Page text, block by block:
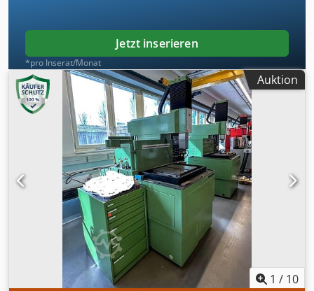
Jetzt inserieren
*pro Inserat/Monat
Auktion
1 / 10